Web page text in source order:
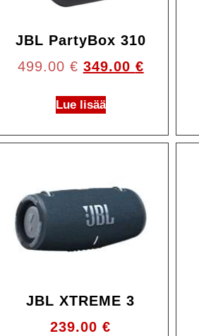
JBL PartyBox 310
499.00 € 349.00 €
Lue lisää
JBL XTREME 3
239.00€